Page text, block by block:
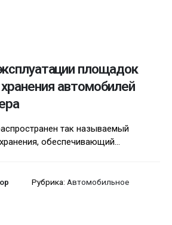
площадок
автомобилей
так называемый
обеспечивающий...
Рубрика: Автомобильное